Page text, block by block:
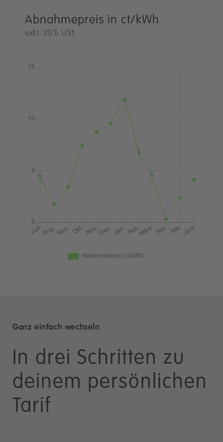
Abnahmepreis in ct/kWh
exkl. 20% USt.
Ganz einfach wechseln
In drei Schritten zu
deinem persönlichen
Tarif